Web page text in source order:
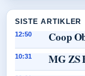
SISTE ARTIKLER
12:50 Coop
10:31 MG ZS